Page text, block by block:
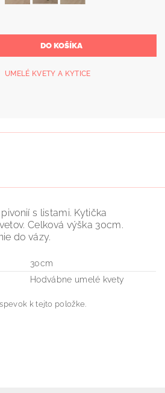
UMELÉ KVETY A KYTICE
s listami. Kytička
Celková výška 30cm.
do vázy.
30cm
Hodvábne umelé kvety
k tejto položke.